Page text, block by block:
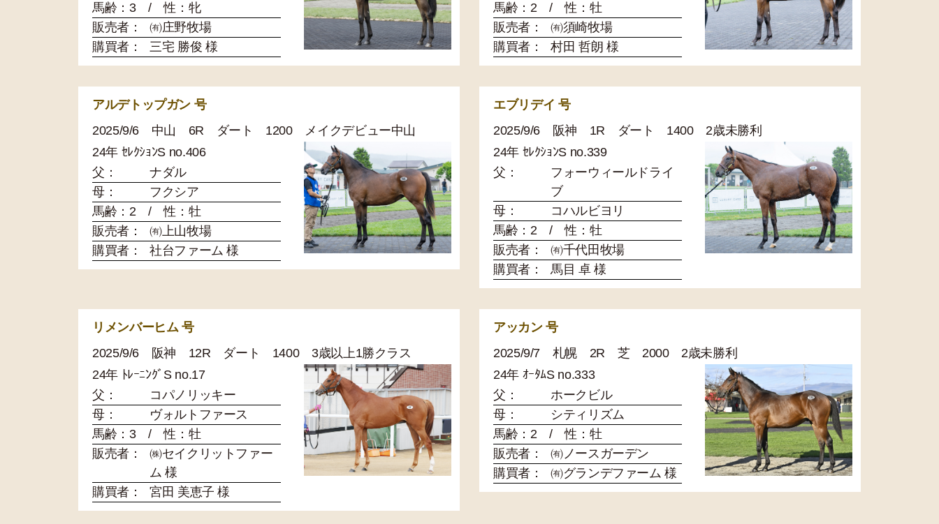
馬齢：3 / 性：牝
販売者：
㈲庄野牧場
購買者：
三宅 勝俊 様
馬齢：2 / 性：牡
販売者：
㈲須崎牧場
購買者：
村田 哲朗 様
アルデトップガン 号
2025/9/6 中山 6R ダート 1200 メイクデビュー中山
24年 ｾﾚｸｼｮﾝS no.406
父：
ナダル
母：
フクシア
馬齢：2 / 性：牡
販売者：
㈲上山牧場
購買者：
社台ファーム 様
エブリデイ 号
2025/9/6 阪神 1R ダート 1400 2歳未勝利
24年 ｾﾚｸｼｮﾝS no.339
父：
フォーウィールドライ
ブ
母：
コハルビヨリ
馬齢：2 / 性：牡
販売者：
㈲千代田牧場
購買者：
馬目 卓 様
リメンバーヒム 号
2025/9/6 阪神 12R ダート 1400 3歳以上1勝クラス
24年 ﾄﾚｰﾆﾝｸﾞS no.17
父：
コパノリッキー
母：
ヴォルトファース
馬齢：3 / 性：牡
販売者：
㈱セイクリットファー
ム 様
購買者：
宮田 美恵子 様
アッカン 号
2025/9/7 札幌 2R 芝 2000 2歳未勝利
24年 ｵｰﾀﾑS no.333
父：
ホークビル
母：
シティリズム
馬齢：2 / 性：牡
販売者：
㈲ノースガーデン
購買者：
㈲グランデファーム 様